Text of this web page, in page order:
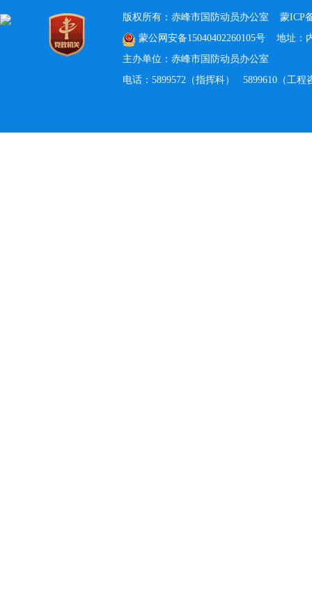
版权所有：赤峰市国防动员办公室 蒙ICP
蒙公网安备15040402260105号 地址：
主办单位：赤峰市国防动员办公室
电话：5899572（指挥科） 5899610（工